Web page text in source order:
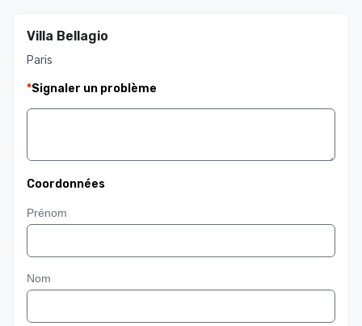
Villa Bellagio
Paris
*Signaler un problème
Coordonnées
Prénom
Nom